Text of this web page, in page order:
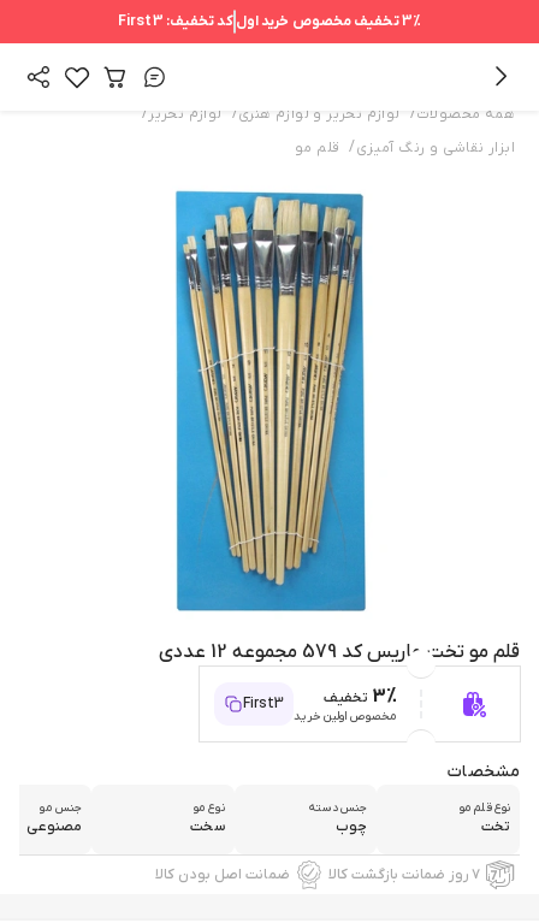
3%تخفیف مخصوص خرید اول کد تخفیف: First3
همه محصولات/ لوازم تحریر و لوازم هنری/ لوازم تحریر /
ابزار نقاشی و رنگ آمیزی/ قلم مو
قلم مو تخت ماریس کد 579 مجموعه 12 عددی
3% تخفیف
مخصوص اولین خرید
First3
مشخصات
نوع قلم مو
تخت
جنس دسته
چوب
نوع مو
سخت
جنس مو
مصنوعی
۷ روز ضمانت بازگشت کالا ضمانت اصل بودن کالا